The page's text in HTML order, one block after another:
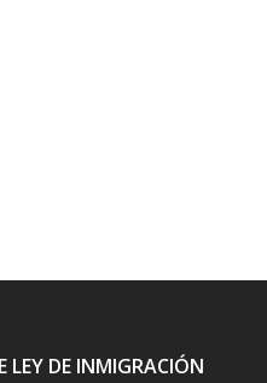
LEY DE INMIGRACIÓN